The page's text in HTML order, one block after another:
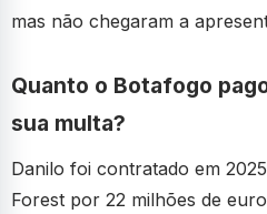
mas não chegaram a
Quanto o Botafogo
sua multa?
Danilo foi contratado em
Forest por 22 milhões de